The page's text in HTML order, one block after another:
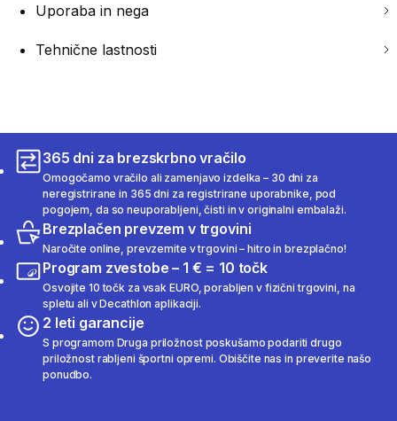
Uporaba in nega
Tehnične lastnosti
365 dni za brezskrbno vračilo
Omogočamo vračilo ali zamenjavo izdelka – 30 dni za
neregistrirane in 365 dni za registrirane uporabnike, pod
pogojem, da so neuporabljeni, čisti in v originalni embalaži.
Brezplačen prevzem v trgovini
Naročite online, prevzemite v trgovini – hitro in brezplačno!
Program zvestobe – 1 € = 10 točk
Osvojite 10 točk za vsak EURO, porabljen v fizični trgovini, na
spletu ali v Decathlon aplikaciji.
2 leti garancije
S programom Druga priložnost poskušamo podariti drugo
priložnost rabljeni športni opremi. Obiščite nas in preverite našo
ponudbo.